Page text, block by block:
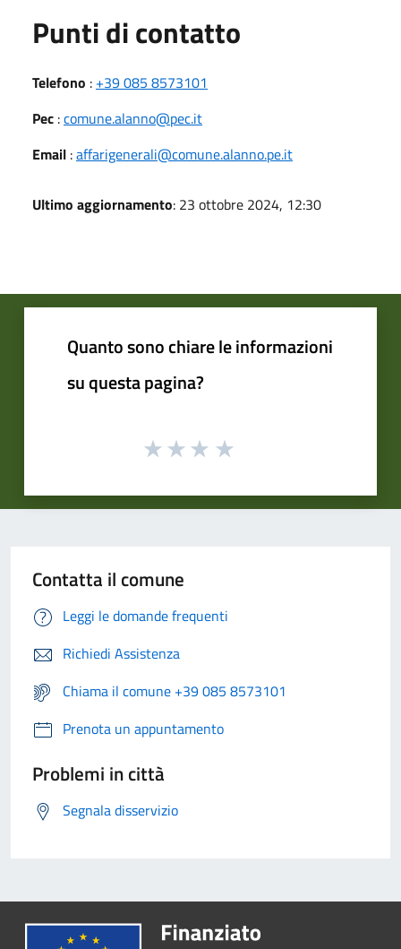
Punti di contatto
Telefono : +39 085 8573101
Pec :comune.alanno@pec.it
Email :affarigenerali@comune.alanno.pe.it
Ultimo aggiornamento: 23 ottobre 2024, 12:30
Quanto sono chiare le informazioni
su questa pagina?
Contatta il comune
Leggi le domande frequenti
Richiedi Assistenza
Chiama il comune +39 085 8573101
Prenota un appuntamento
Problemi in città
Segnala disservizio